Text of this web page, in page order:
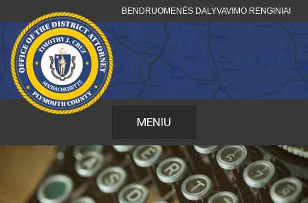
prie
turinio
BENDRUOMENĖS DALYVAVIMO RENGINIAI
MENIU